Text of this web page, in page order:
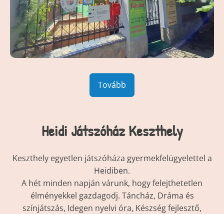
Tovább
Heidi Játszóház Keszthely
Keszthely egyetlen játszóháza gyermekfelügyelettel a
Heidiben.
A hét minden napján várunk, hogy felejthetetlen
élményekkel gazdagodj. Táncház, Dráma és
színjátszás, Idegen nyelvi óra, Készség fejlesztő,